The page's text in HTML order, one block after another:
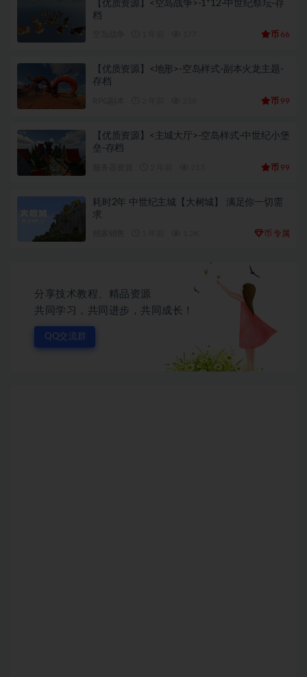
【优质资源】<空岛战争>-1*12-中世纪祭坛-存
档
币 66
【优质资源】<地形>-空岛样式-副本火龙主题-
存档
币 99
【优质资源】<主城大厅>-空岛样式-中世纪小堡
垒-存档
币 99
耗时2年 中世纪主城【大树城】 满足你一切需
求
币 专属
分享技术教程、精品资源
共同学习，共同进步，共同成长！
QQ交流群